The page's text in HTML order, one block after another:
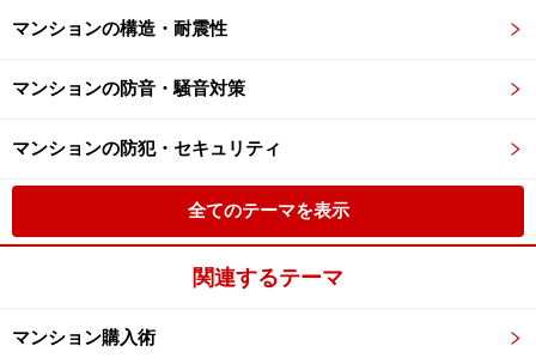
マンションの構造・耐震性
マンションの防音・騒音対策
マンションの防犯・セキュリティ
全てのテーマを表示
関連するテーマ
マンション購入術